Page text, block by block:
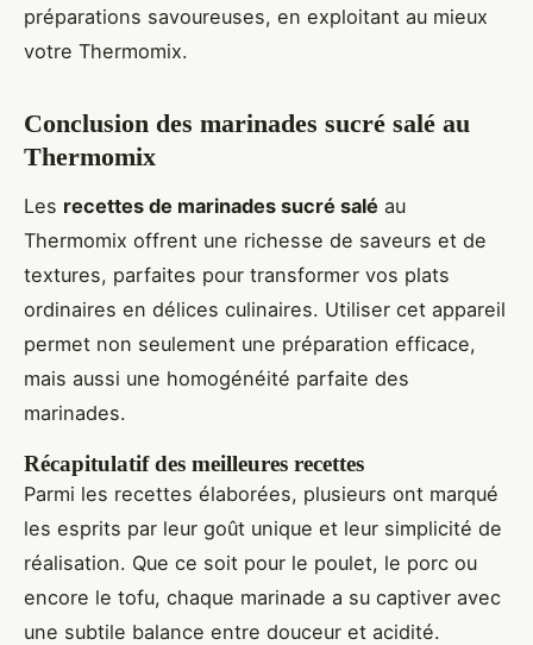
préparations savoureuses, en exploitant au mieux
votre Thermomix.
Conclusion des marinades sucré salé au
Thermomix
Les recettes de marinades sucré salé au
Thermomix offrent une richesse de saveurs et de
textures, parfaites pour transformer vos plats
ordinaires en délices culinaires. Utiliser cet appareil
permet non seulement une préparation efficace,
mais aussi une homogénéité parfaite des
marinades.
Récapitulatif des meilleures recettes
Parmi les recettes élaborées, plusieurs ont marqué
les esprits par leur goût unique et leur simplicité de
réalisation. Que ce soit pour le poulet, le porc ou
encore le tofu, chaque marinade a su captiver avec
une subtile balance entre douceur et acidité.